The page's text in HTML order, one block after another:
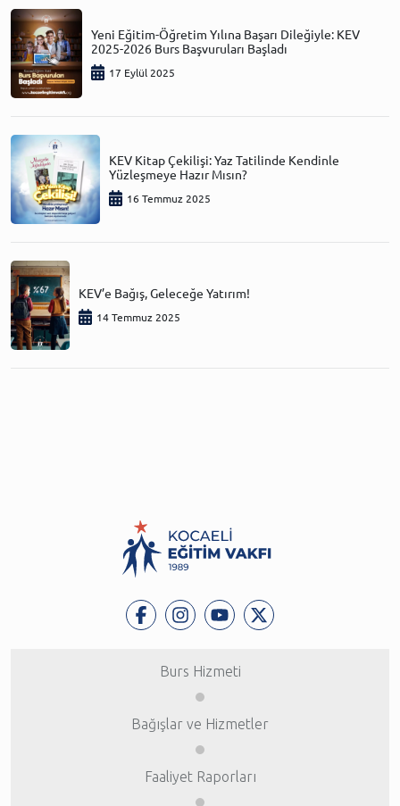
Yeni Eğitim-Öğretim Yılına Başarı Dileğiyle: KEV
2025-2026 Burs Başvuruları Başladı
17 Eylül 2025
KEV Kitap Çekilişi: Yaz Tatilinde Kendinle
Yüzleşmeye Hazır Mısın?
16 Temmuz 2025
KEV’e Bağış, Geleceğe Yatırım!
14 Temmuz 2025
Burs Hizmeti
Bağışlar ve Hizmetler
Faaliyet Raporları